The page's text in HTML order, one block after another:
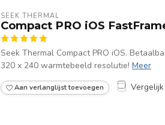
SEEK THERMAL
Compact PRO iOS
Seek Thermal Compact PRO iOS.
320 x 240 warmtebeeld resolutie! Meer
Aan verlanglijst toevoegen Vergelijk